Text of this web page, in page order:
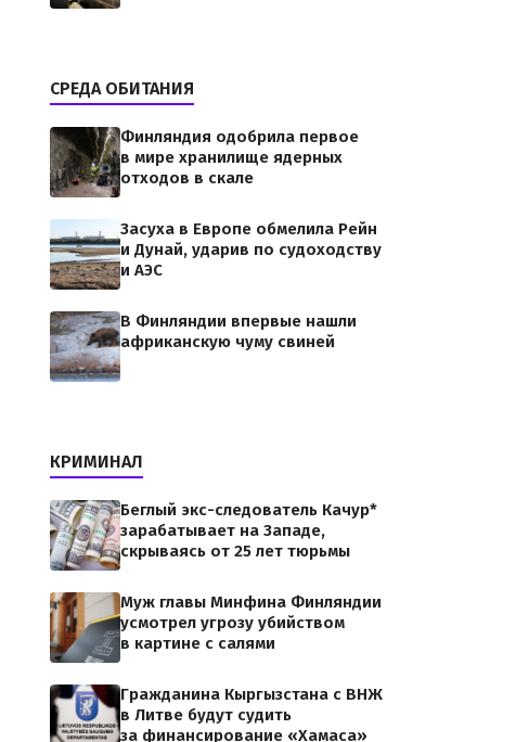
СРЕДА ОБИТАНИЯ
Финляндия одобрила первое
в мире хранилище ядерных
отходов в скале
Засуха в Европе обмелила Рейн
и Дунай, ударив по судоходству
и АЭС
В Финляндии впервые нашли
африканскую чуму свиней
КРИМИНАЛ
Беглый экс-следователь Качур*
зарабатывает на Западе,
скрываясь от 25 лет тюрьмы
Муж главы Минфина Финляндии
усмотрел угрозу убийством
в картине с салями
Гражданина Кыргызстана с ВНЖ
в Литве будут судить
за финансирование «Хамаса»